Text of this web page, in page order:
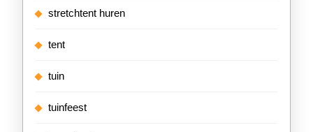
stretchtent huren
tent
tuin
tuinfeest